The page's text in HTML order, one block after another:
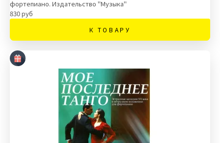
фортепиано. Издательство "Музыка"
830 руб
К ТОВАРУ